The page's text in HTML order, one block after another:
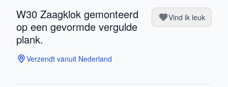
W30 Zaagklok gemonteerd
op een gevormde vergulde
plank.
Vind ik leuk
Verzendt vanuit Nederland